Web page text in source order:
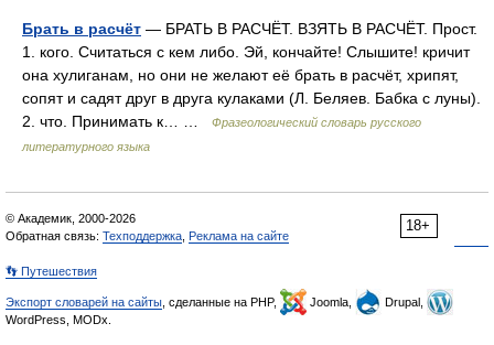
Брать в расчёт — БРАТЬ В РАСЧЁТ. ВЗЯТЬ В РАСЧЁТ. Прост.
1. кого. Считаться с кем либо. Эй, кончайте! Слышите! кричит
она хулиганам, но они не желают её брать в расчёт, хрипят,
сопят и садят друг в друга кулаками (Л. Беляев. Бабка с луны).
2. что. Принимать к… …
Фразеологический словарь русского
литературного языка
18+
© Академик, 2000-2026
Обратная связь: Техподдержка Реклама на сайте
👣 Путешествия
Экспорт словарей на сайты , сделанные на PHP, Joomla,
Drupal,
WordPress, MODx.